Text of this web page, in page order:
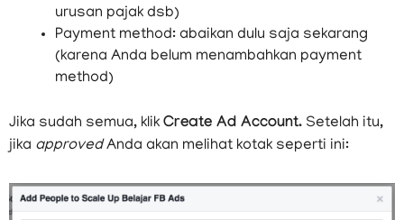
Advertising on behalf: pilih nama business
manager Anda sendiri (default)
Time zone: Indonesia (kalau Anda beriklan untuk
negara Indonesia)
urusan pajak dsb)
Payment method: abaikan dulu saja sekarang
method)